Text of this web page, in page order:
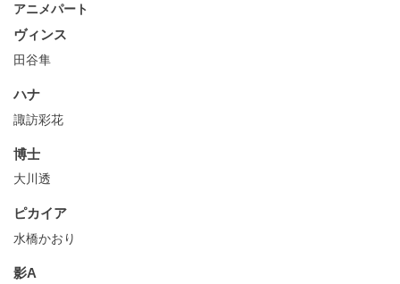
アニメパート
ヴィンス
田谷隼
ハナ
諏訪彩花
博士
大川透
ピカイア
水橋かおり
影A